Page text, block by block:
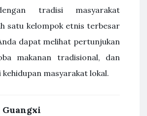
tradisi masyarakat
satu kelompok etnis terbesar
dapat melihat pertunjukan
makanan tradisional, dan
masyarakat lokal.
Guangxi